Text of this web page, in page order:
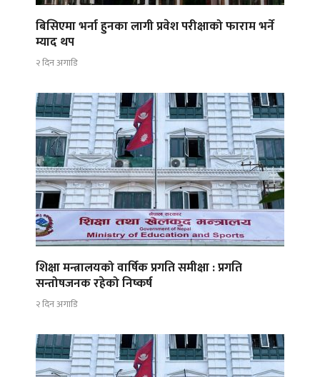
बिसिएमा भर्ना हुनका लागी प्रवेश परीक्षाको फाराम भर्ने
म्याद थप
२ दिन अगाडि
शिक्षा मन्त्रालयको वार्षिक प्रगति समीक्षा : प्रगति
सन्तोषजनक रहेको निष्कर्ष
२ दिन अगाडि